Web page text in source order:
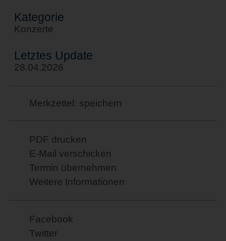
Kategorie
Konzerte
Letztes Update
28.04.2026
Merkzettel: speichern
PDF drucken
E-Mail verschicken
Termin übernehmen
Weitere Informationen
Facebook
Twitter